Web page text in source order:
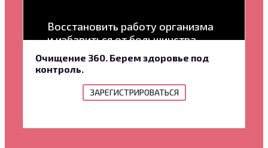
Восстановить работу организма
и избавиться от большинства
проблем со здоровьем
Очищение 360. Берем здоровье под
контроль.
ЗАРЕГИСТРИРОВАТЬСЯ